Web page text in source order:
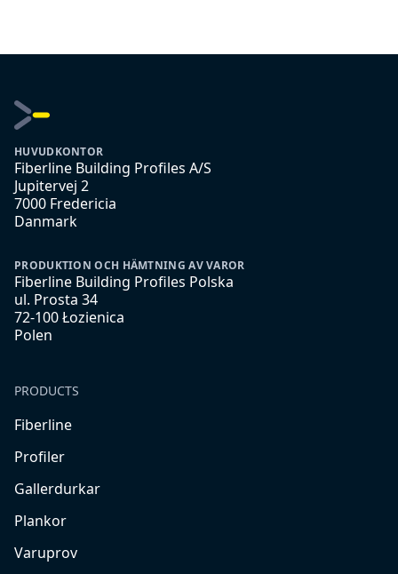
HUVUDKONTOR
Fiberline Building Profiles A/S
Jupitervej 2
7000 Fredericia
Danmark
PRODUKTION OCH HÄMTNING AV VAROR
Fiberline Building Profiles Polska
ul. Prosta 34
72-100 Łozienica
Polen
PRODUCTS
Fiberline
Profiler
Gallerdurkar
Plankor
Varuprov